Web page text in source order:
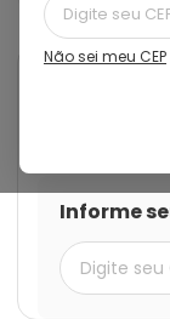
Não sei meu CEP
Daflora Cod.:
Informe